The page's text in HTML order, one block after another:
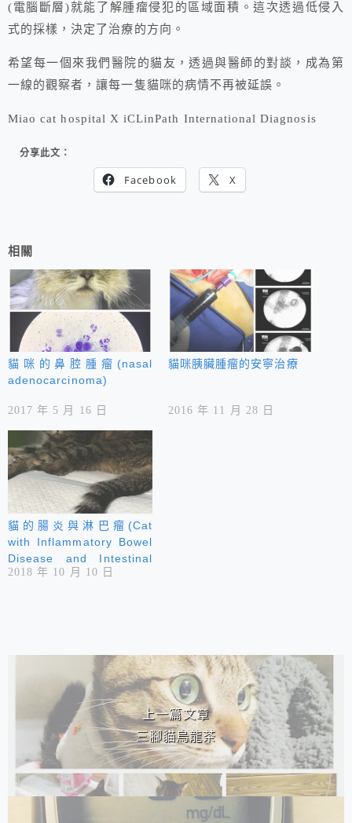
(電腦斷層)就能了解腫瘤侵犯的區域面積。這次透過低侵入
式的採樣，決定了治療的方向。
希望每一個來我們醫院的貓友，透過與醫師的對談 ，成為第
一線的觀察者，讓每一隻貓咪的病情不再被延誤。
Miao cat hospital X iCLinPath International Diagnosis
分享此文：
Facebook X
相關
貓咪的鼻腔腫瘤(nasal
adenocarcinoma)
2017 年 5 月 16 日
貓咪胰臟腫瘤的安寧治療
2016 年 11 月 28 日
貓的腸炎與淋巴瘤(Cat
with Inflammatory Bowel
Disease and Intestinal
Small Cell Lymphoma )
2018 年 10 月 10 日
上一篇文章
三腳貓烏龍茶